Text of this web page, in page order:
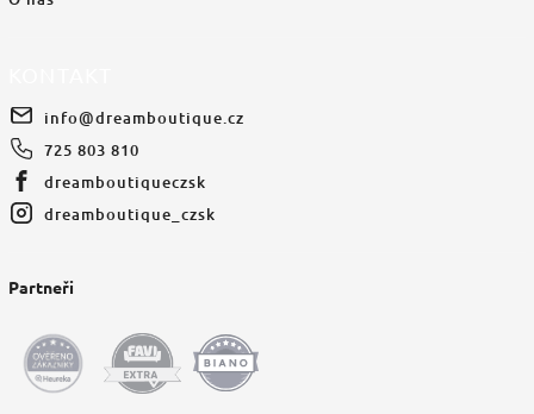
info@dreamboutique.cz
725 803 810
dreamboutiqueczsk
dreamboutique_czsk
Partneři